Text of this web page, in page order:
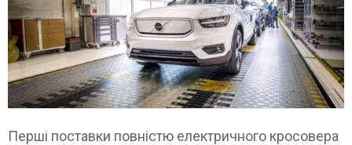
Перші поставки повністю електричного кросовера